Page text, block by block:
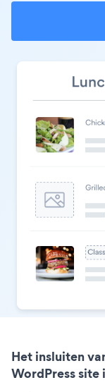
Het insluiten
WordPress